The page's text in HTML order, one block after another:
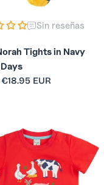
Sin reseñas
Tights in Navy
€18.95 EUR